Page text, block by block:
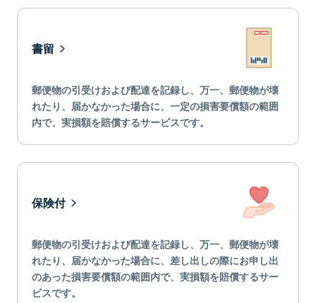
書留
郵便物の引受けおよび配達を記録し、万一、郵便物が壊
れたり、届かなかった場合に、一定の損害要償額の範囲
内で、実損額を賠償するサービスです。
保険付
郵便物の引受けおよび配達を記録し、万一、郵便物が壊
れたり、届かなかった場合に、差し出しの際にお申し出
のあった損害要償額の範囲内で、実損額を賠償するサー
ビスです。